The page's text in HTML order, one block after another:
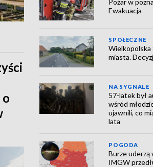
Ewakuacja
SPOŁECZNE
Wielkopolska
miasta.
NA SYGNALE
57-latek był
wśród
ujawnili, co
lata
POGODA
Burze uderzą
IMGW